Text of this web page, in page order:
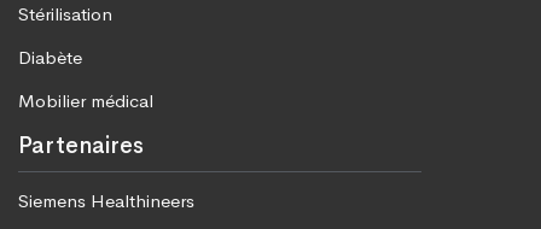
Stérilisation
Diabète
Mobilier médical
Partenaires
Siemens Healthineers